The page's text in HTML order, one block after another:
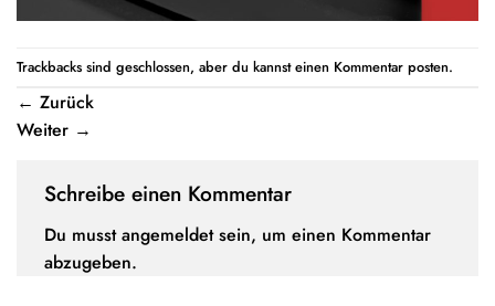
Trackbacks sind geschlossen, aber du kannst einen Kommentar posten.
← Zurück
Weiter →
Schreibe einen Kommentar
Du musstangemeldetsein, um einen Kommentar
abzugeben.